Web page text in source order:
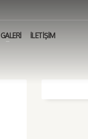
GALERİ İLETİŞİM